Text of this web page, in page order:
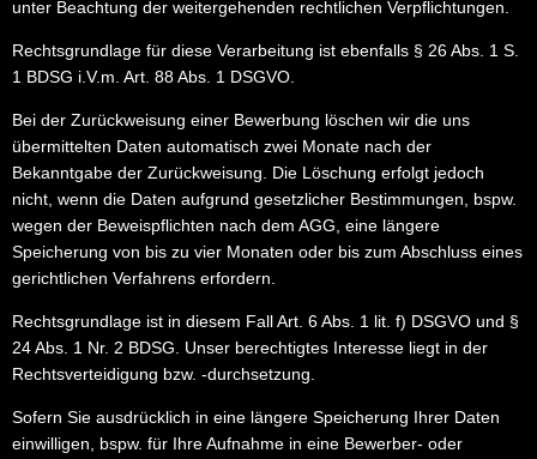
unter Beachtung der weitergehenden rechtlichen Verpflichtungen.
Rechtsgrundlage für diese Verarbeitung ist ebenfalls § 26 Abs. 1 S.
1 BDSG i.V.m. Art. 88 Abs. 1 DSGVO.
Bei der Zurückweisung einer Bewerbung löschen wir die uns
übermittelten Daten automatisch zwei Monate nach der
Bekanntgabe der Zurückweisung. Die Löschung erfolgt jedoch
nicht, wenn die Daten aufgrund gesetzlicher Bestimmungen, bspw.
wegen der Beweispflichten nach dem AGG, eine längere
Speicherung von bis zu vier Monaten oder bis zum Abschluss eines
gerichtlichen Verfahrens erfordern.
Rechtsgrundlage ist in diesem Fall Art. 6 Abs. 1 lit. f) DSGVO und §
24 Abs. 1 Nr. 2 BDSG. Unser berechtigtes Interesse liegt in der
Rechtsverteidigung bzw. -durchsetzung.
Sofern Sie ausdrücklich in eine längere Speicherung Ihrer Daten
einwilligen, bspw. für Ihre Aufnahme in eine Bewerber- oder